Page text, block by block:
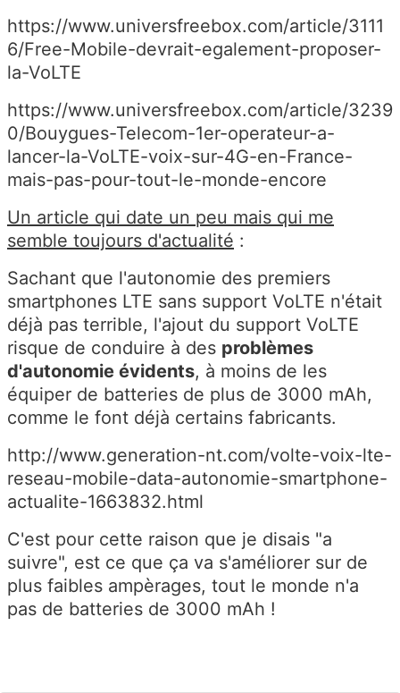
https://www.universfreebox.com/article/3111
6/Free-Mobile-devrait-egalement-proposer-
la-VoLTE
https://www.universfreebox.com/article/3239
0/Bouygues-Telecom-1er-operateur-a-
lancer-la-VoLTE-voix-sur-4G-en-France-
mais-pas-pour-tout-le-monde-encore
Un article qui date un peu mais qui me
semble toujours d'actualité :
Sachant que l'autonomie des premiers
smartphones LTE sans support VoLTE n'était
déjà pas terrible, l'ajout du support VoLTE
risque de conduire à des problèmes
d'autonomie évidents, à moins de les
équiper de batteries de plus de 3000 mAh,
comme le font déjà certains fabricants.
http://www.generation-nt.com/volte-voix-lte-
reseau-mobile-data-autonomie-smartphone-
actualite-1663832.html
C'est pour cette raison que je disais "a
suivre", est ce que ça va s'améliorer sur de
plus faibles ampèrages, tout le monde n'a
pas de batteries de 3000 mAh !